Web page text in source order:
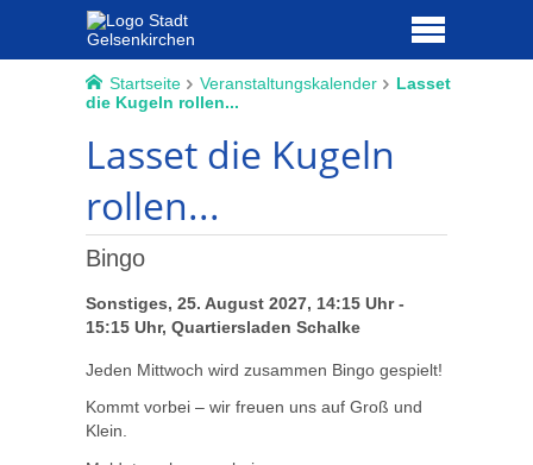
Startseite Veranstaltungskalender
Lasset
die Kugeln rollen...
Lasset die Kugeln
rollen...
Bingo
Sonstiges, 25. August 2027, 14:15 Uhr -
15:15 Uhr, Quartiersladen Schalke
Jeden Mittwoch wird zusammen Bingo gespielt!
Kommt vorbei – wir freuen uns auf Groß und
Klein.